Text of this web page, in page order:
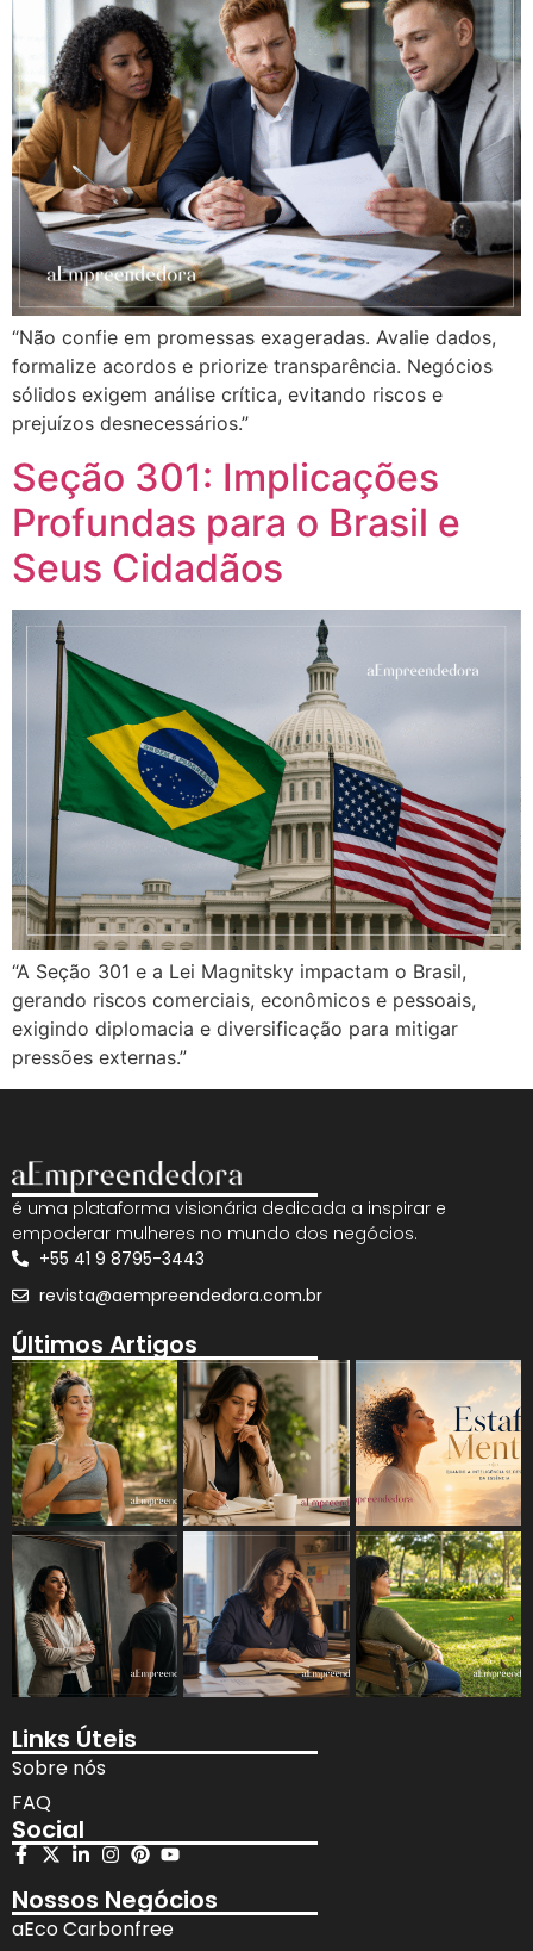
“Não confie em promessas exageradas. Avalie dados,
formalize acordos e priorize transparência. Negócios
sólidos exigem análise crítica, evitando riscos e
prejuízos desnecessários.”
Seção 301: Implicações
Profundas para o Brasil e
Seus Cidadãos
“A Seção 301 e a Lei Magnitsky impactam o Brasil,
gerando riscos comerciais, econômicos e pessoais,
exigindo diplomacia e diversificação para mitigar
pressões externas.”
é uma plataforma visionária dedicada a inspirar e
empoderar mulheres no mundo dos negócios.
+55 41 9 8795-3443
revista@aempreendedora.com.br
Últimos Artigos
Links Úteis
Sobre nós
FAQ
Social
Nossos Negócios
aEco Carbonfree